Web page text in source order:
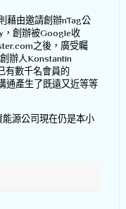
藉由邀請創辦nTag公
，創辦被Google收
之後，廣受矚
辦人Konstantin
有數千名會員的
通產生了既遠又近等等
源公司現在仍是本小